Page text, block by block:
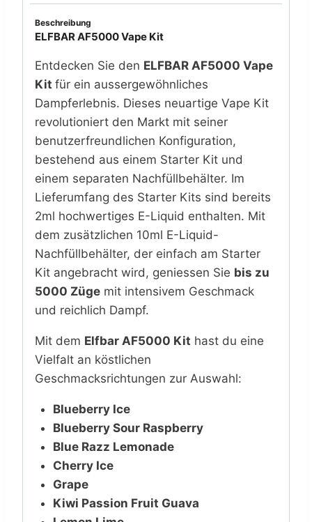
Beschreibung
ELFBAR AF5000 Vape Kit
Entdecken Sie den ELFBAR AF5000 Vape
Kit für ein aussergewöhnliches
Dampferlebnis. Dieses neuartige Vape Kit
revolutioniert den Markt mit seiner
benutzerfreundlichen Konfiguration,
bestehend aus einem Starter Kit und
einem separaten Nachfüllbehälter. Im
Lieferumfang des Starter Kits sind bereits
2ml hochwertiges E-Liquid enthalten. Mit
dem zusätzlichen 10ml E-Liquid-
Nachfüllbehälter, der einfach am Starter
Kit angebracht wird, geniessen Sie bis zu
5000 Züge mit intensivem Geschmack
und reichlich Dampf.
Mit dem Elfbar AF5000 Kit hast du eine
Vielfalt an köstlichen
Geschmacksrichtungen zur Auswahl:
Blueberry Ice
Blueberry Sour Raspberry
Blue Razz Lemonade
Cherry Ice
Grape
Kiwi Passion Fruit Guava